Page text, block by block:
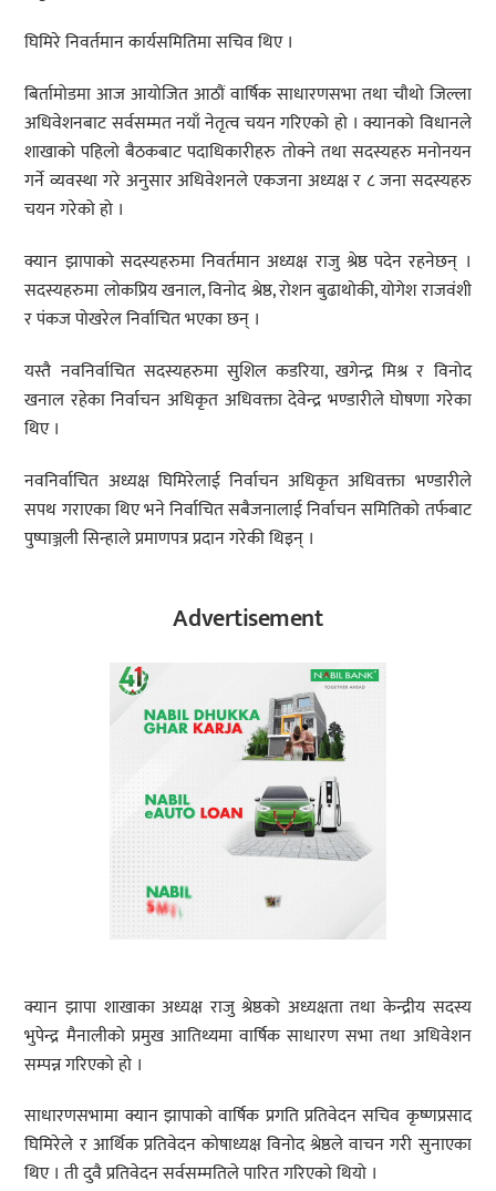
घिमिरे निवर्तमान कार्यसमितिमा सचिव थिए ।
बिर्तामोडमा आज आयोजित आठौं वार्षिक साधारणसभा तथा चौथो जिल्ला
अधिवेशनबाट सर्वसम्मत नयाँ नेतृत्व चयन गरिएको हो । क्यानको विधानले
शाखाको पहिलो बैठकबाट पदाधिकारीहरु तोक्ने तथा सदस्यहरु मनोनयन
गर्ने व्यवस्था गरे अनुसार अधिवेशनले एकजना अध्यक्ष र ८ जना सदस्यहरु
चयन गरेको हो ।
क्यान झापाको सदस्यहरुमा निवर्तमान अध्यक्ष राजु श्रेष्ठ पदेन रहनेछन् ।
सदस्यहरुमा लोकप्रिय खनाल, विनोद श्रेष्ठ, रोशन बुढाथोकी, योगेश राजवंशी
र पंकज पोखरेल निर्वाचित भएका छन् ।
यस्तै नवनिर्वाचित सदस्यहरुमा सुशिल कडरिया, खगेन्द्र मिश्र र विनोद
खनाल रहेका निर्वाचन अधिकृत अधिवक्ता देवेन्द्र भण्डारीले घोषणा गरेका
थिए ।
नवनिर्वाचित अध्यक्ष घिमिरेलाई निर्वाचन अधिकृत अधिवक्ता भण्डारीले
सपथ गराएका थिए भने निर्वाचित सबैजनालाई निर्वाचन समितिको तर्फबाट
पुष्पाञ्जली सिन्हाले प्रमाणपत्र प्रदान गरेकी थिइन् ।
Advertisement
क्यान झापा शाखाका अध्यक्ष राजु श्रेष्ठको अध्यक्षता तथा केन्द्रीय सदस्य
भुपेन्द्र मैनालीको प्रमुख आतिथ्यमा वार्षिक साधारण सभा तथा अधिवेशन
सम्पन्न गरिएको हो ।
साधारणसभामा क्यान झापाको वार्षिक प्रगति प्रतिवेदन सचिव कृष्णप्रसाद
घिमिरेले र आर्थिक प्रतिवेदन कोषाध्यक्ष विनोद श्रेष्ठले वाचन गरी सुनाएका
थिए । ती दुवै प्रतिवेदन सर्वसम्मतिले पारित गरिएको थियो ।